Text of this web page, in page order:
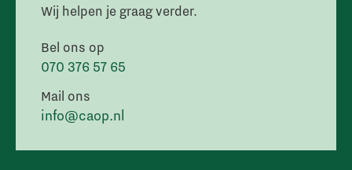
Wij helpen je graag verder.
Bel ons op
070 376 57 65
Mail ons
info@caop.nl